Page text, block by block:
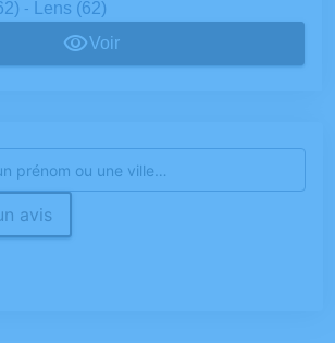
- Lens (62)
Voir
avis